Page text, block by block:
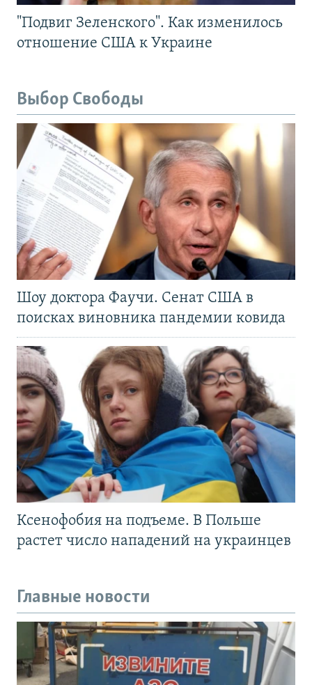
"Подвиг Зеленского". Как изменилось
отношение США к Украине
Выбор Свободы
Шоу доктора Фаучи. Сенат США в
поисках виновника пандемии ковида
Ксенофобия на подъеме. В Польше
растет число нападений на украинцев
Главные новости